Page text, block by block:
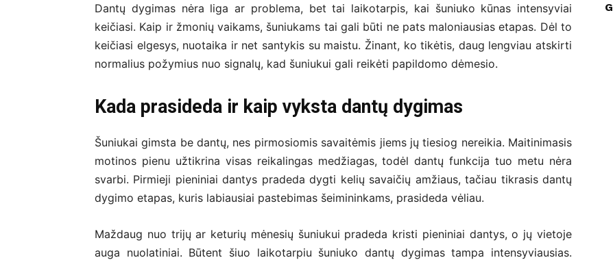
Dantų dygimas nėra liga ar problema, bet tai laikotarpis, kai šuniuko kūnas intensyviai
keičiasi. Kaip ir žmonių vaikams, šuniukams tai gali būti ne pats maloniausias etapas. Dėl to
keičiasi elgesys, nuotaika ir net santykis su maistu. Žinant, ko tikėtis, daug lengviau atskirti
normalius požymius nuo signalų, kad šuniukui gali reikėti papildomo dėmesio.
Kada prasideda ir kaip vyksta dantų dygimas
Šuniukai gimsta be dantų, nes pirmosiomis savaitėmis jiems jų tiesiog nereikia. Maitinimasis
motinos pienu užtikrina visas reikalingas medžiagas, todėl dantų funkcija tuo metu nėra
svarbi. Pirmieji pieniniai dantys pradeda dygti kelių savaičių amžiaus, tačiau tikrasis dantų
dygimo etapas, kuris labiausiai pastebimas šeimininkams, prasideda vėliau.
Maždaug nuo trijų ar keturių mėnesių šuniukui pradeda kristi pieniniai dantys, o jų vietoje
auga nuolatiniai. Būtent šiuo laikotarpiu šuniuko dantų dygimas tampa intensyviausias.